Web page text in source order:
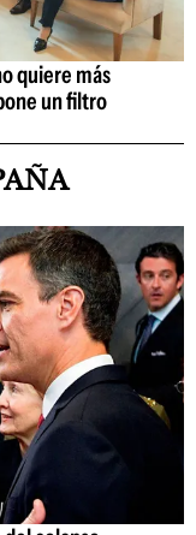
quiere más
un filtro